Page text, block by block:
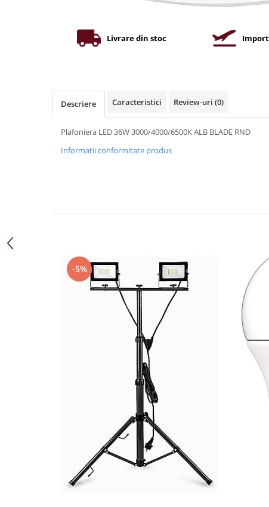
Profil aluminiu
Becuri LED Smart
Aplica LED
Profil banda LED
Fotosenzori si Senzori de miscare
Livrare din stoc
Descriere Caracteristici Review-uri (0)
Plafoniera LED 36W 3000/4000/6500K ALB BLADE RND
Informatii conformitate produs
-5%